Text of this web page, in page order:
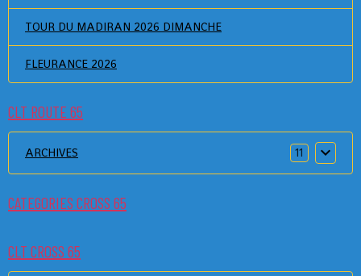
TOUR DU MADIRAN 2026 DIMANCHE
FLEURANCE 2026
CLT ROUTE 65
ARCHIVES 11
CATEGORIES CROSS 65
CLT CROSS 65